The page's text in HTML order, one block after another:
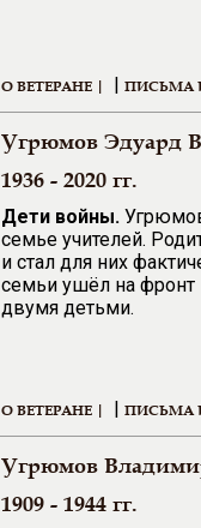
О ВЕТЕРАНЕ | | ПИСЬМА
Угрюмов Эдуард
1936 - 2020 гг.
Дети войны.
семье учителей.
и стал для них
семьи ушёл на фронт
двумя детьми.
О ВЕТЕРАНЕ | | ПИСЬМА
Угрюмов
1909 - 1944 гг.